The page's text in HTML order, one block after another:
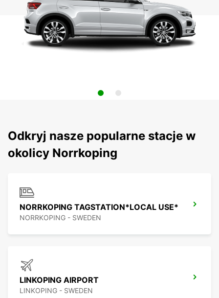
Odkryj nasze popularne stacje w
okolicy Norrkoping
NORRKOPING TAGSTATION*LOCAL USE*
NORRKOPING - SWEDEN
LINKOPING AIRPORT
LINKOPING - SWEDEN